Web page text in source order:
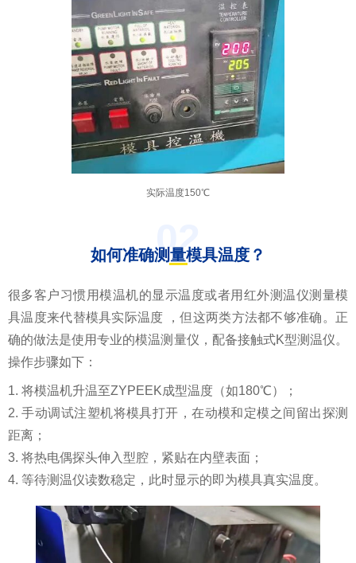
实际温度150℃
02
如何准确测量模具温度？
很多客户习惯用模温机的显示温度或者用红外测温仪测量模
具温度来代替模具实际温度 ，但这两类方法都不够准确。正
确的做法是使用专业的模温测量仪，配备接触式K型测温仪。
操作步骤如下：
1. 将模温机升温至ZYPEEK成型温度（如180℃）；
2. 手动调试注塑机将模具打开，在动模和定模之间留出探测
距离；
3. 将热电偶探头伸入型腔，紧贴在内壁表面；
4. 等待测温仪读数稳定，此时显示的即为模具真实温度。